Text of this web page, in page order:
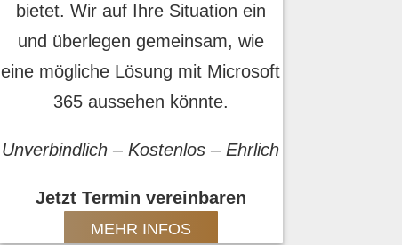
bietet. Wir auf Ihre Situation ein
und überlegen gemeinsam, wie
eine mögliche Lösung mit Microsoft
365 aussehen könnte.
Unverbindlich – Kostenlos – Ehrlich
Jetzt Termin vereinbaren
MEHR INFOS